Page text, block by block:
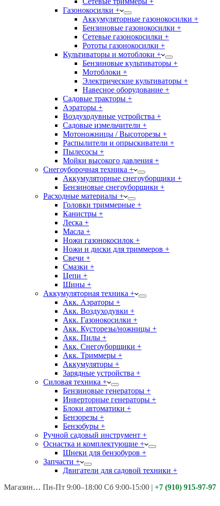
Газонокосилки +
Аккумуляторные газонокосилки +
Бензиновые газонокосилки +
Сетевые газонокосилки +
Рототы газонокосилки +
Культиваторы и мотоблоки +
Бензиновые культиваторы +
Мотоблоки +
Электрические культиваторы +
Навесное оборудование +
Садовые тракторы +
Аэраторы +
Воздуходувные устройства +
Садовые измельчители +
Мотоножницы / Высоторезы +
Распылители и опрыскиватели +
Пылесосы +
Мойки высокого давления +
Снегоуборочная техника +
Аккумуляторные снегоуборщики +
Бензиновые снегоуборщики +
Расходные материалы +
Головки триммерные +
Канистры +
Леска +
Масла +
Ножи газонокосилок +
Ножи и диски для триммеров +
Свечи +
Смазки +
Цепи +
Шины +
Аккумуляторная техника +
Акк. Аэраторы +
Акк. Воздуходувки +
Акк. Газонокосилки +
Акк. Кусторезы/ножницы +
Акк. Пилы +
Акк. Снегоуборщики +
Акк. Триммеры +
Аккумуляторы +
Зарядные устройства +
Силовая техника +
Бензиновые генераторы +
Инверторные генераторы +
Блоки автоматики +
Бензорезы +
Бензобуры +
Ручной садовый инструмент +
Оснастка и комплектующие +
Шнеки для бензобуров +
Запчасти +
Двигатели для садовой техники +
Магазины: Калуга ул. Московская д.113
Пн-Пт 9:00–18:00 Сб 9:00-15:00 | +7 (910) 915-97-97